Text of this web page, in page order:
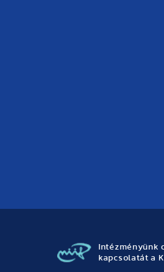
Intézményünk
kapcsolatát a